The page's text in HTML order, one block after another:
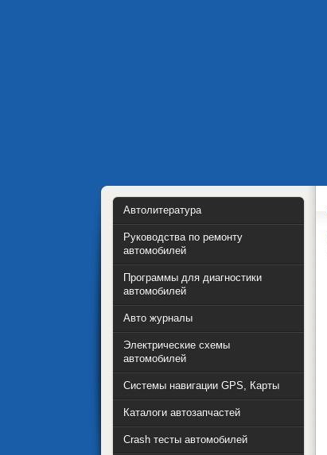
Автолитература
Руководства по ремонту
автомобилей
Программы для диагностики
автомобилей
Авто журналы
Электрические схемы
автомобилей
Системы навигации GPS, Карты
Каталоги автозапчастей
Crash тесты автомобилей